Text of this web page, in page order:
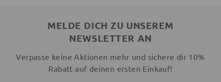
MELDE DICH ZU UNSEREM
NEWSLETTER AN
Verpasse keine Aktionen mehr und sichere dir 10%
Rabatt auf deinen ersten Einkauf!